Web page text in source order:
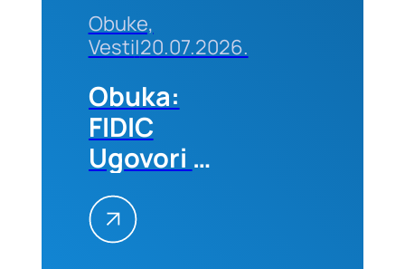
Obuke,
Vesti|20.07.2026.
Obuka:
FIDIC
Ugovori –
Primena
na
projektima,